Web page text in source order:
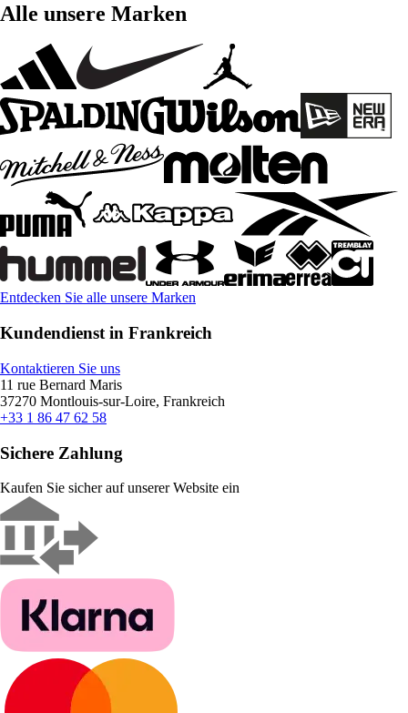
Alle unsere Marken
Entdecken Sie alle unsere Marken
Kundendienst in Frankreich
Kontaktieren Sie uns
11 rue Bernard Maris
37270 Montlouis-sur-Loire, Frankreich
+33 1 86 47 62 58
Sichere Zahlung
Kaufen Sie sicher auf unserer Website ein